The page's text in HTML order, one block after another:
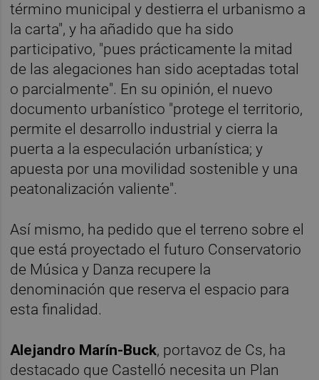
término municipal y destierra el urbanismo a
la carta", y ha añadido que ha sido
participativo, "pues prácticamente la mitad
de las alegaciones han sido aceptadas total
o parcialmente". En su opinión, el nuevo
documento urbanístico "protege el territorio,
permite el desarrollo industrial y cierra la
puerta a la especulación urbanística; y
apuesta por una movilidad sostenible y una
peatonalización valiente".
Así mismo, ha pedido que el terreno sobre el
que está proyectado el futuro Conservatorio
de Música y Danza recupere la
denominación que reserva el espacio para
esta finalidad.
Alejandro Marín-Buck, portavoz de Cs, ha
destacado que Castelló necesita un Plan